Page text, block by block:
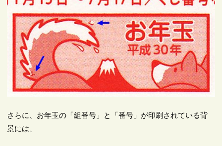
さらに、お年玉の「組番号」と「番号」が印刷されている背
景には、